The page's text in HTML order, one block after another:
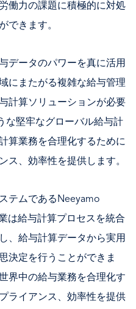
働力の課題に積極的に対処
できます。
データのパワーを真に活用
にまたがる複雑な給与管理
計算ソリューションが必要
な堅牢なグローバル給与計
算業務を合理化するために
ス、効率性を提供します。
テムであるNeeyamo
は給与計算プロセスを統合
、給与計算データから実用
決定を行うことができま
界中の給与業務を合理化す
ライアンス、効率性を提供